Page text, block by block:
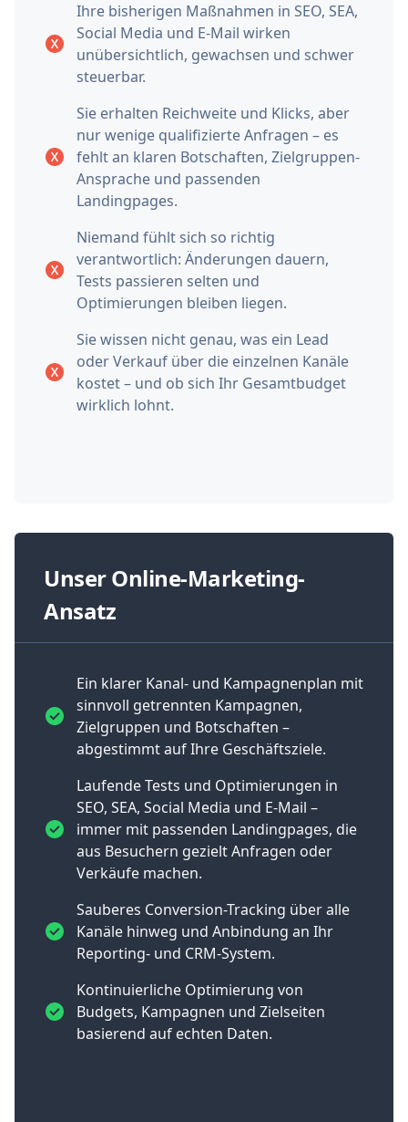
Ihre bisherigen Maßnahmen in SEO, SEA,
Social Media und E‑Mail wirken
unübersichtlich, gewachsen und schwer
steuerbar.
Sie erhalten Reichweite und Klicks, aber
nur wenige qualifizierte Anfragen – es
fehlt an klaren Botschaften, Zielgruppen-
Ansprache und passenden
Landingpages.
Niemand fühlt sich so richtig
verantwortlich: Änderungen dauern,
Tests passieren selten und
Optimierungen bleiben liegen.
Sie wissen nicht genau, was ein Lead
oder Verkauf über die einzelnen Kanäle
kostet – und ob sich Ihr Gesamtbudget
wirklich lohnt.
Unser Online-Marketing-
Ansatz
Ein klarer Kanal- und Kampagnenplan mit
sinnvoll getrennten Kampagnen,
Zielgruppen und Botschaften –
abgestimmt auf Ihre Geschäftsziele.
Laufende Tests und Optimierungen in
SEO, SEA, Social Media und E‑Mail –
immer mit passenden Landingpages, die
aus Besuchern gezielt Anfragen oder
Verkäufe machen.
Sauberes Conversion-Tracking über alle
Kanäle hinweg und Anbindung an Ihr
Reporting- und CRM-System.
Kontinuierliche Optimierung von
Budgets, Kampagnen und Zielseiten
basierend auf echten Daten.